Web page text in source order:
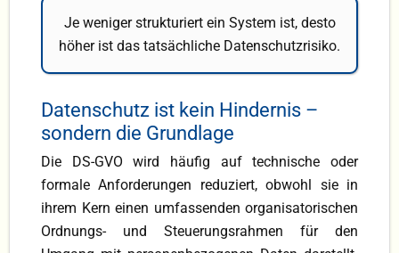
Je weniger strukturiert ein System ist, desto
höher ist das tatsächliche Datenschutzrisiko.
Datenschutz ist kein Hindernis –
sondern die Grundlage
Die DS-GVO wird häufig auf technische oder
formale Anforderungen reduziert, obwohl sie in
ihrem Kern einen umfassenden organisatorischen
Ordnungs- und Steuerungsrahmen für den